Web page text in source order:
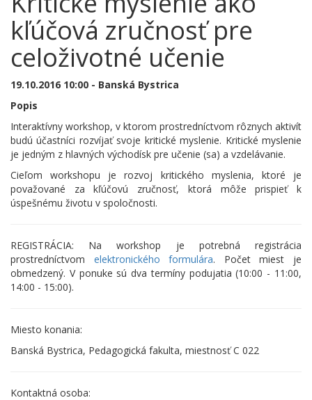
kľúčová zručnosť pre
celoživotné učenie
19.10.2016 10:00 - Banská Bystrica
Popis
Interaktívny workshop, v ktorom prostredníctvom rôznych aktivít
budú účastníci rozvíjať svoje kritické myslenie.​ Kritické myslenie
je jedným z hlavných východísk pre učenie (sa) a vzdelávanie.
Cieľom workshopu je rozvoj kritického myslenia, ktoré je
považované za kľúčovú zručnosť, ktorá môže prispieť k
úspešnému životu v spoločnosti.
REGISTRÁCIA: Na workshop je potrebná registrácia
prostredníctvom elektronického formulára. Počet miest je
obmedzený. V ponuke sú dva termíny podujatia (10:00 - 11:00,
14:00 - 15:00).
Miesto konania:
Banská Bystrica, Pedagogická fakulta, miestnosť C 022
Kontaktná osoba: